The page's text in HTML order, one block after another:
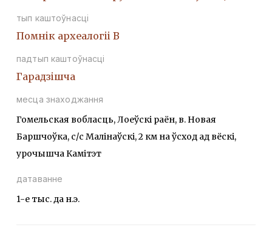
тып каштоўнасці
Помнiк археалогii В
падтып каштоўнасці
Гарадзiшча
месца знаходжання
Гомельская вобласць, Лоеўскі раён, в. Новая
Баршчоўка, с/с Малінаўскі, 2 км на ўсход ад вёскі,
урочышча Камітэт
датаванне
1-е тыс. да н.э.